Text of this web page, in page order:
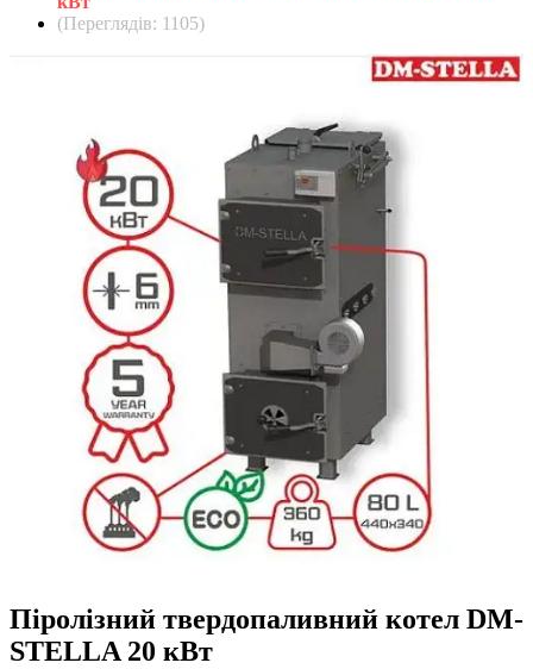
(Переглядів: 1105)
Піролізний твердопаливний котел DM-
STELLA 20 кВт